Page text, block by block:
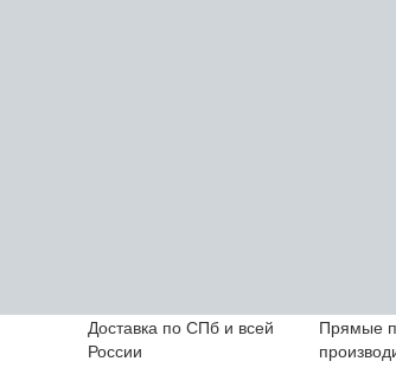
Доставка по СПб и всей
России
Прямые